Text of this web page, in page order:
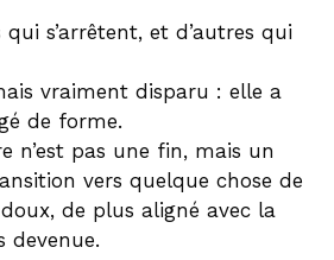
s’arrêtent, et d’autres qui
vraiment disparu : elle a
de forme.
n’est pas une fin, mais un
vers quelque chose de
de plus aligné avec la
devenue.